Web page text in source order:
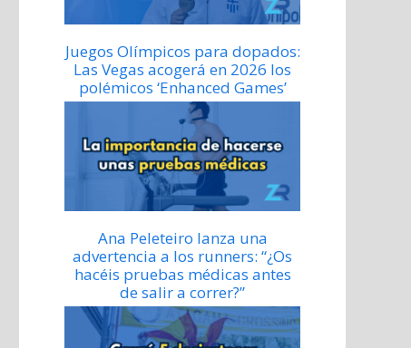
Juegos Olímpicos para dopados:
Las Vegas acogerá en 2026 los
polémicos ‘Enhanced Games’
Ana Peleteiro lanza una
advertencia a los runners: “¿Os
hacéis pruebas médicas antes
de salir a correr?”